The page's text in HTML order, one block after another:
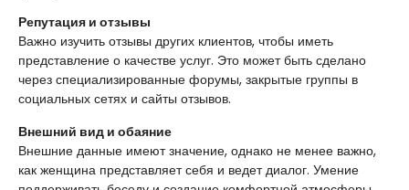
Репутация и отзывы
Важно изучить отзывы других клиентов, чтобы иметь
представление о качестве услуг. Это может быть сделано
через специализированные форумы, закрытые группы в
социальных сетях и сайты отзывов.
Внешний вид и обаяние
Внешние данные имеют значение, однако не менее важно,
как женщина представляет себя и ведет диалог. Умение